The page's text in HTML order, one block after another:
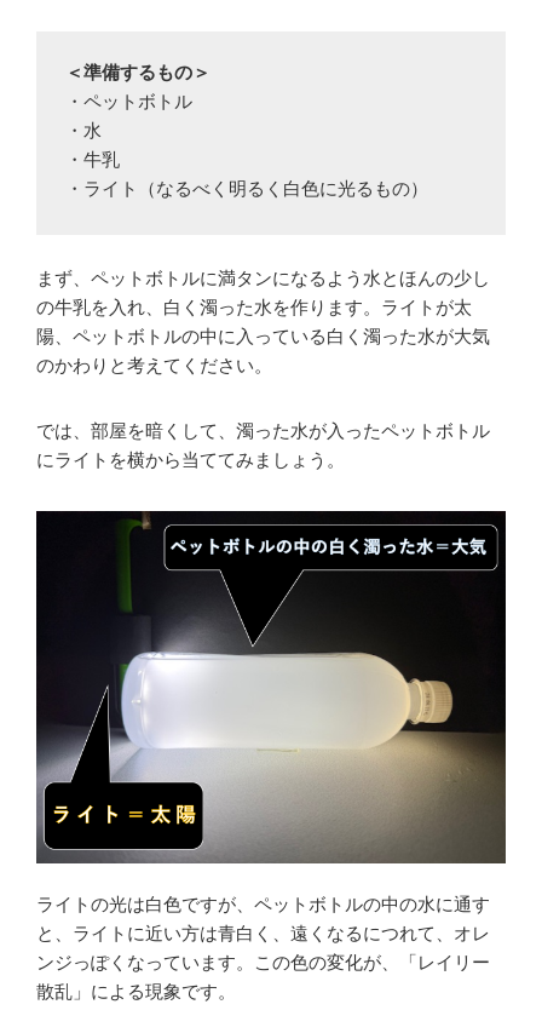
＜準備するもの＞
・ペットボトル
・水
・牛乳
・ライト（なるべく明るく白色に光るもの）
まず、ペットボトルに満タンになるよう水とほんの少し
の牛乳を入れ、白く濁った水を作ります。ライトが太
陽、ペットボトルの中に入っている白く濁った水が大気
のかわりと考えてください。
では、部屋を暗くして、濁った水が入ったペットボトル
にライトを横から当ててみましょう。
ライトの光は白色ですが、ペットボトルの中の水に通す
と、ライトに近い方は青白く、遠くなるにつれて、オレ
ンジっぽくなっています。この色の変化が、「レイリー
散乱」による現象です。